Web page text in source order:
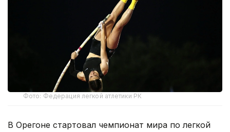
Фото: Федерация легкой атлетики РК
В Орегоне стартовал чемпионат мира по легкой